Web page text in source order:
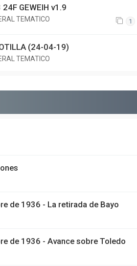
GEWEIH v1.9
TEMATICO 1
(24-04-19)
TEMATICO
de 1936 - La retirada de Bayo
de 1936 - Avance sobre Toledo